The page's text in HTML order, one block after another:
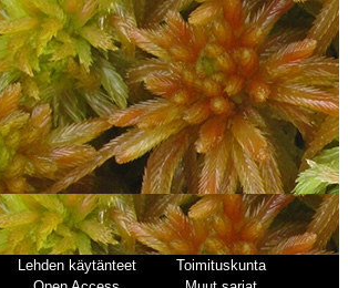
Lehden käytänteet
Toimituskunta